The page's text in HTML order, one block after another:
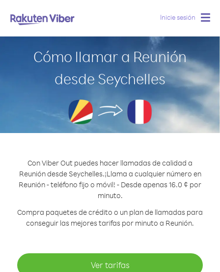
Inicie sesión
Cómo llamar a Reunión
desde Seychelles
Con Viber Out puedes hacer llamadas de calidad a
Reunión desde Seychelles.¡Llama a cualquier número en
Reunión - teléfono fijo o móvil! - Desde apenas 16.0 ¢ por
minuto.
Compra paquetes de crédito o un plan de llamadas para
conseguir las mejores tarifas por minuto a Reunión.
Ver tarifas